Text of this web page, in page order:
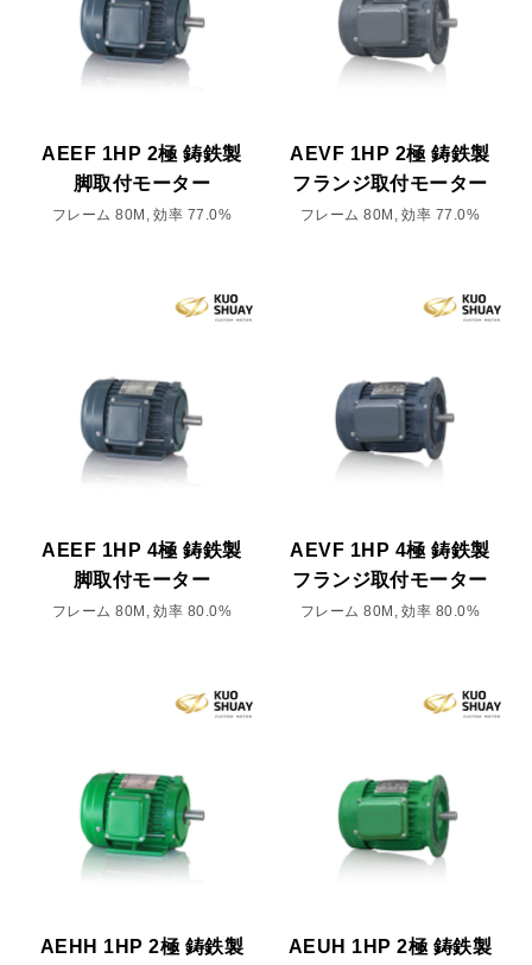
AEEF 1HP 2極 鋳鉄製
脚取付モーター
フレーム 80M, 効率 77.0%
AEVF 1HP 2極 鋳鉄製
フランジ取付モーター
フレーム 80M, 効率 77.0%
AEEF 1HP 4極 鋳鉄製
脚取付モーター
フレーム 80M, 効率 80.0%
AEVF 1HP 4極 鋳鉄製
フランジ取付モーター
フレーム 80M, 効率 80.0%
AEHH 1HP 2極 鋳鉄製
AEUH 1HP 2極 鋳鉄製